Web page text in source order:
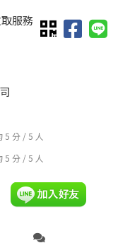
店面
司 永翊
服務
5 分 / 5 人
5 分 / 5 人